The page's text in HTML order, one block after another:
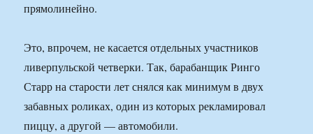
прямолинейно.
Это, впрочем, не касается отдельных участников
ливерпульской четверки. Так, барабанщик Ринго
Старр на старости лет снялся как минимум в двух
забавных роликах, один из которых рекламировал
пиццу, а другой — автомобили.